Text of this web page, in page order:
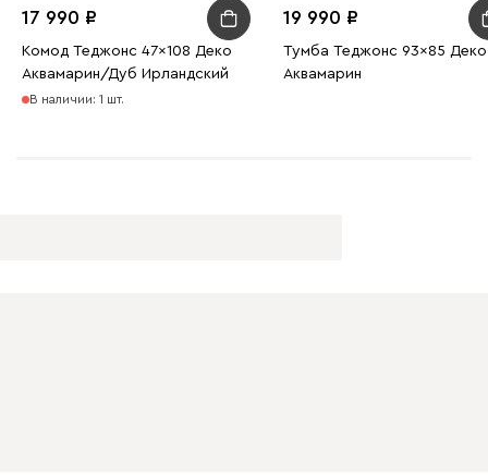
17 990
Комод Теджонс 47x108 Деко ​
Аквамарин/Дуб Ирландский
В наличии: 1 шт.
19 990
Тумба Теджонс 93x85 Деко
Аквамарин